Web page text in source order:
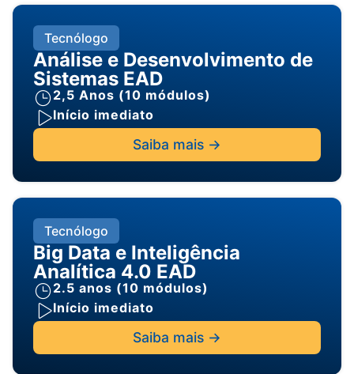
Tecnólogo
Análise e Desenvolvimento de
Sistemas EAD
2,5 Anos (10 módulos)
Início imediato
Saiba mais ->
Tecnólogo
Big Data e Inteligência
Analítica 4.0 EAD
2.5 anos (10 módulos)
Início imediato
Saiba mais ->